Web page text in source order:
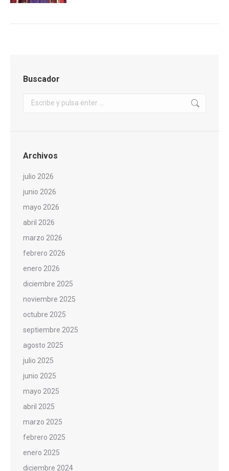
Buscador
Buscar:
Archivos
julio 2026
junio 2026
mayo 2026
abril 2026
marzo 2026
febrero 2026
enero 2026
diciembre 2025
noviembre 2025
octubre 2025
septiembre 2025
agosto 2025
julio 2025
junio 2025
mayo 2025
abril 2025
marzo 2025
febrero 2025
enero 2025
diciembre 2024